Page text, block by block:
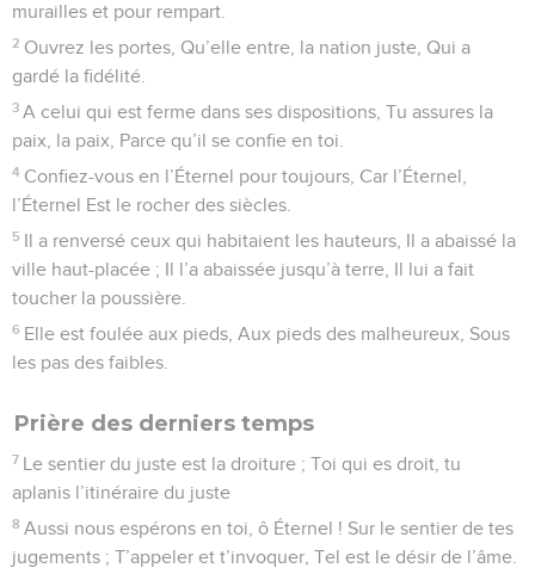
murailles et pour rempart.
2 Ouvrez les portes, Qu’elle entre, la nation juste, Qui a
gardé la fidélité.
3 A celui qui est ferme dans ses dispositions, Tu assures la
paix, la paix, Parce qu’il se confie en toi.
4 Confiez-vous en l’Éternel pour toujours, Car l’Éternel,
l’Éternel Est le rocher des siècles.
5 Il a renversé ceux qui habitaient les hauteurs, Il a abaissé la
ville haut-placée ; Il l’a abaissée jusqu’à terre, Il lui a fait
toucher la poussière.
6 Elle est foulée aux pieds, Aux pieds des malheureux, Sous
les pas des faibles.
Prière des derniers temps
7 Le sentier du juste est la droiture ; Toi qui es droit, tu
aplanis l’itinéraire du juste
8 Aussi nous espérons en toi, ô Éternel ! Sur le sentier de tes
jugements ; T’appeler et t’invoquer, Tel est le désir de l’âme.